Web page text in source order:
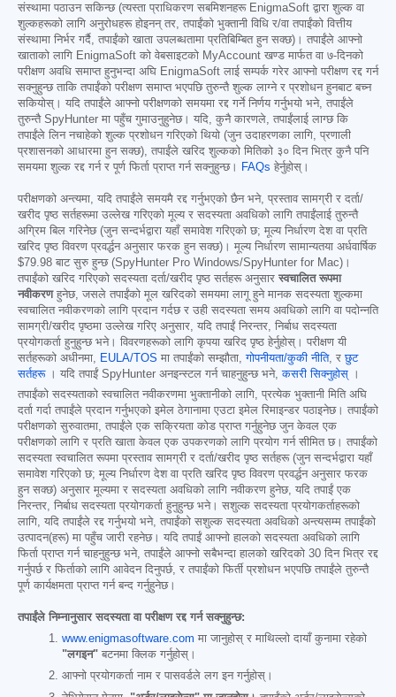
संस्थामा पठाउन सकिन्छ (त्यस्ता प्राधिकरण सबमिशनहरू EnigmaSoft द्वारा शुल्क वा
शुल्कहरूको लागि अनुरोधहरू होइनन् तर, तपाईंको भुक्तानी विधि र/वा तपाईंको वित्तीय
संस्थामा निर्भर गर्दै, तपाईंको खाता उपलब्धतामा प्रतिबिम्बित हुन सक्छ)। तपाईंले आफ्नो
खाताको लागि EnigmaSoft को वेबसाइटको MyAccount खण्ड मार्फत वा ७-दिनको
परीक्षण अवधि समाप्त हुनुभन्दा अघि EnigmaSoft लाई सम्पर्क गरेर आफ्नो परीक्षण रद्द गर्न
सक्नुहुन्छ ताकि तपाईंको परीक्षण समाप्त भएपछि तुरुन्तै शुल्क लाग्ने र प्रशोधन हुनबाट बच्न
सकियोस्। यदि तपाईंले आफ्नो परीक्षणको समयमा रद्द गर्ने निर्णय गर्नुभयो भने, तपाईंले
तुरुन्तै SpyHunter मा पहुँच गुमाउनुहुनेछ। यदि, कुनै कारणले, तपाईंलाई लाग्छ कि
तपाईंले लिन नचाहेको शुल्क प्रशोधन गरिएको थियो (जुन उदाहरणका लागि, प्रणाली
प्रशासनको आधारमा हुन सक्छ), तपाईंले खरिद शुल्कको मितिको ३० दिन भित्र कुनै पनि
समयमा शुल्क रद्द गर्न र पूर्ण फिर्ता प्राप्त गर्न सक्नुहुन्छ।
FAQs हेर्नुहोस्।
परीक्षणको अन्त्यमा, यदि तपाईंले समयमै रद्द गर्नुभएको छैन भने, प्रस्ताव सामग्री र दर्ता/
खरीद पृष्ठ सर्तहरूमा उल्लेख गरिएको मूल्य र सदस्यता अवधिको लागि तपाईंलाई तुरुन्तै
अग्रिम बिल गरिनेछ (जुन सन्दर्भद्वारा यहाँ समावेश गरिएको छ; मूल्य निर्धारण देश वा प्रति
खरिद पृष्ठ विवरण प्रवर्द्धन अनुसार फरक हुन सक्छ)। मूल्य निर्धारण सामान्यतया अर्धवार्षिक
$79.98 बाट सुरु हुन्छ (SpyHunter Pro Windows/SpyHunter for Mac)।
तपाईंको खरिद गरिएको सदस्यता दर्ता/खरीद पृष्ठ सर्तहरू अनुसार स्वचालित रूपमा
नवीकरणहुनेछ, जसले तपाईंको मूल खरिदको समयमा लागू हुने मानक सदस्यता शुल्कमा
स्वचालित नवीकरणको लागि प्रदान गर्दछ र उही सदस्यता समय अवधिको लागि वा पदोन्नति
सामग्री/खरीद पृष्ठमा उल्लेख गरिए अनुसार, यदि तपाईं निरन्तर, निर्बाध सदस्यता
प्रयोगकर्ता हुनुहुन्छ भने। विवरणहरूको लागि कृपया खरिद पृष्ठ हेर्नुहोस्। परीक्षण यी
सर्तहरूको अधीनमा, EULA/TOS मा तपाईंको सम्झौता,गोपनीयता/कुकी नीति, रछुट
सर्तहरू। यदि तपाईं SpyHunter अनइन्स्टल गर्न चाहनुहुन्छ भने,कसरी सिक्नुहोस् ।
तपाईंको सदस्यताको स्वचालित नवीकरणमा भुक्तानीको लागि, प्रत्येक भुक्तानी मिति अघि
दर्ता गर्दा तपाईंले प्रदान गर्नुभएको इमेल ठेगानामा एउटा इमेल रिमाइन्डर पठाइनेछ। तपाईंको
परीक्षणको सुरुवातमा, तपाईंले एक सक्रियता कोड प्राप्त गर्नुहुनेछ जुन केवल एक
परीक्षणको लागि र प्रति खाता केवल एक उपकरणको लागि प्रयोग गर्न सीमित छ। तपाईंको
सदस्यता स्वचालित रूपमा प्रस्ताव सामग्री र दर्ता/खरीद पृष्ठ सर्तहरू (जुन सन्दर्भद्वारा यहाँ
समावेश गरिएको छ; मूल्य निर्धारण देश वा प्रति खरिद पृष्ठ विवरण प्रवर्द्धन अनुसार फरक
हुन सक्छ) अनुसार मूल्यमा र सदस्यता अवधिको लागि नवीकरण हुनेछ, यदि तपाईं एक
निरन्तर, निर्बाध सदस्यता प्रयोगकर्ता हुनुहुन्छ भने। सशुल्क सदस्यता प्रयोगकर्ताहरूको
लागि, यदि तपाईंले रद्द गर्नुभयो भने, तपाईंको सशुल्क सदस्यता अवधिको अन्त्यसम्म तपाईंको
उत्पादन(हरू) मा पहुँच जारी रहनेछ। यदि तपाईं आफ्नो हालको सदस्यता अवधिको लागि
फिर्ता प्राप्त गर्न चाहनुहुन्छ भने, तपाईंले आफ्नो सबैभन्दा हालको खरिदको 30 दिन भित्र रद्द
गर्नुपर्छ र फिर्ताको लागि आवेदन दिनुपर्छ, र तपाईंको फिर्ती प्रशोधन भएपछि तपाईंले तुरुन्तै
पूर्ण कार्यक्षमता प्राप्त गर्न बन्द गर्नुहुनेछ।
तपाईंले निम्नानुसार सदस्यता वा परीक्षण रद्द गर्न सक्नुहुन्छ:
www.enigmasoftware.com मा जानुहोस् र माथिल्लो दायाँ कुनामा रहेको
"लगइन" बटनमा क्लिक गर्नुहोस्।
आफ्नो प्रयोगकर्ता नाम र पासवर्डले लग इन गर्नुहोस्।